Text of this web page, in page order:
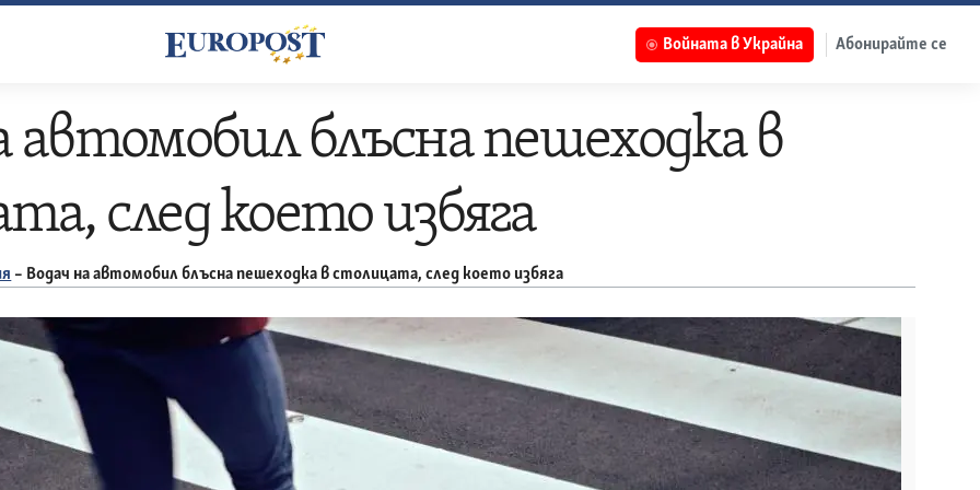
Войната в Украйна Абонирайте се
автомобил блъсна пешеходка в
след което избяга
– Водач на автомобил блъсна пешеходка в столицата, след което избяга